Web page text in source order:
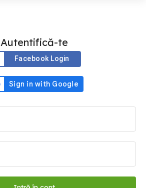
Autentifică-te
Facebook Login